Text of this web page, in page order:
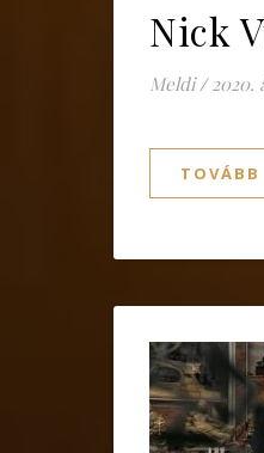
Nick
Meldi / 2020.
TOVÁBB